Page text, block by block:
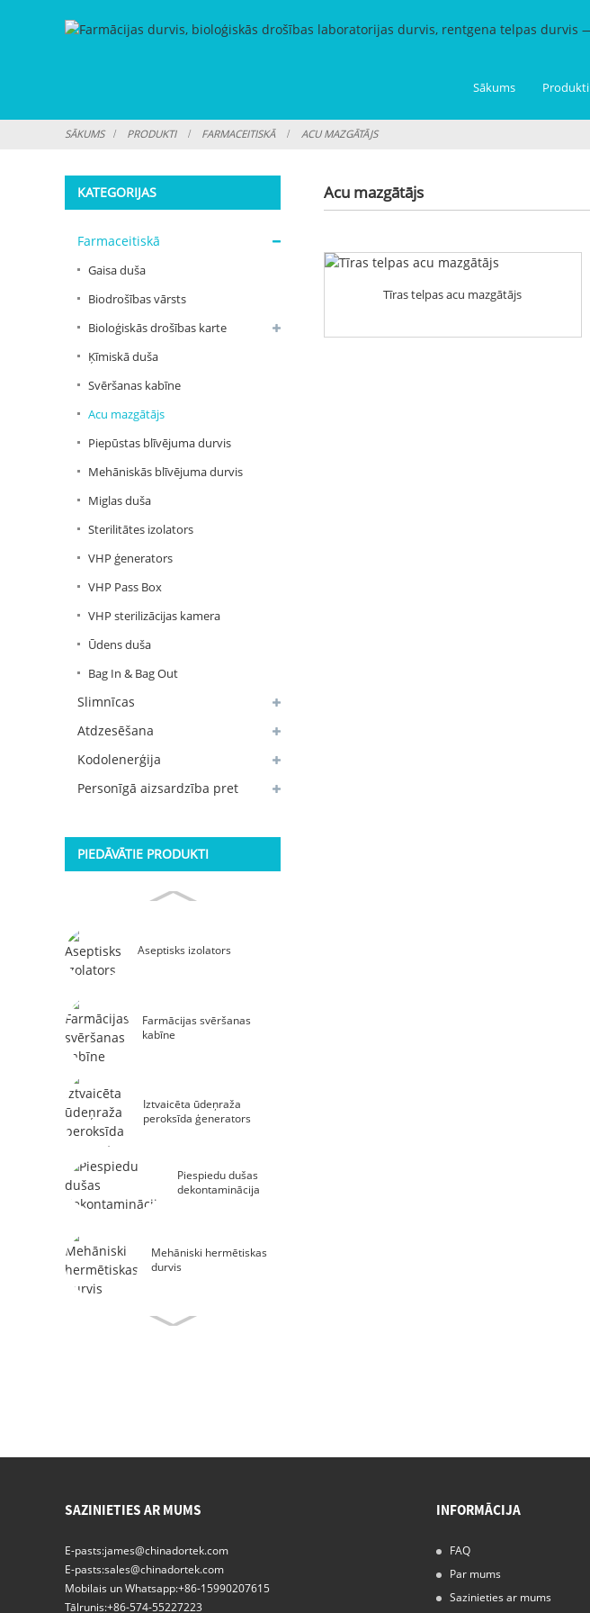
Sākums Produkti
SĀKUMS PRODUKTI FARMACEITISKĀ ACU MAZGĀTĀJS
KATEGORIJAS
Farmaceitiskā
Gaisa duša
Biodrošības vārsts
Bioloģiskās drošības karte
Ķīmiskā duša
Svēršanas kabīne
Acu mazgātājs
Piepūstas blīvējuma durvis
Mehāniskās blīvējuma durvis
Miglas duša
Sterilitātes izolators
VHP ģenerators
VHP Pass Box
VHP sterilizācijas kamera
Ūdens duša
Bag In & Bag Out
Slimnīcas
Atdzesēšana
Kodolenerģija
Personīgā aizsardzība pret
PIEDĀVĀTIE PRODUKTI
Aseptisks izolators
Farmācijas svēršanas
kabīne
Iztvaicēta ūdeņraža
peroksīda ģenerators
Piespiedu dušas
dekontaminācija
Mehāniski hermētiskas
durvis
rentgena telpas durvis
Augstas kvalitātes
automātiskās bīdāmās
hermētiskās durvis
Acu mazgātājs
Tīras telpas acu mazgātājs
SAZINIETIES AR MUMS
E-pasts:james@chinadortek.com
E-pasts:sales@chinadortek.com
Mobilais un Whatsapp:+86-15990207615
Tālrunis:+86-574-55227223
INFORMĀCIJA
FAQ
Par mums
Sazinieties ar mums